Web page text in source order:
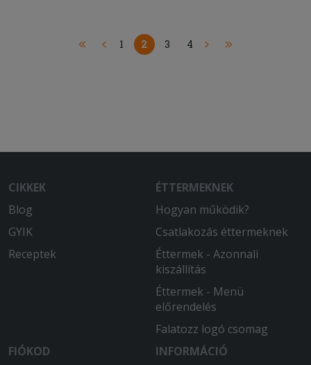
1 2 3 4
CIKKEK
Blog
GYIK
Receptek
ÉTTERMEKNEK
Hogyan működik?
Csatlakozás éttermeknek
Éttermek - Azonnali
kiszállítás
Éttermek - Menü
előrendelés
Falatozz logó csomag
FIÓKOD
INFORMÁCIÓ